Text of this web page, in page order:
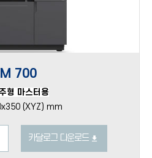
700
형 마스터용
(XYZ) mm
카달로그 다운로드